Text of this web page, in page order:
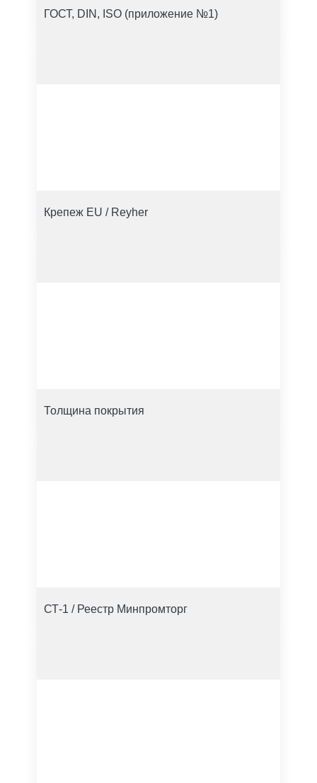
ГОСТ, DIN, ISO (приложение №1)
Крепеж EU / Reyher
Толщина покрытия
СТ-1 / Реестр Минпромторг